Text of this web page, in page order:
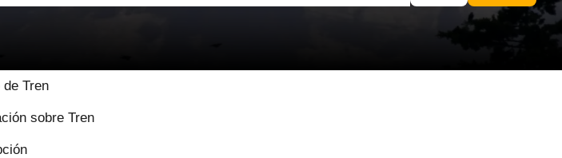
Tren
sobre Tren
basado en 1 reseña